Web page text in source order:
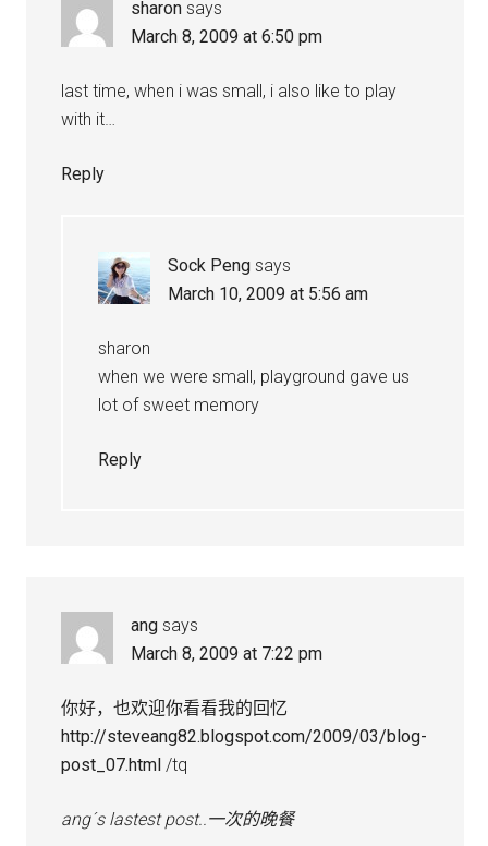
sharon says
March 8, 2009 at 6:50 pm
last time, when i was small, i also like to play
with it…
Reply
Sock Peng says
March 10, 2009 at 5:56 am
sharon
when we were small, playground gave us
lot of sweet memory
Reply
ang says
March 8, 2009 at 7:22 pm
你好，也欢迎你看看我的回忆
http://steveang82.blogspot.com/2009/03/blog-
post_07.html /tq
ang´s lastest post..一次的晚餐